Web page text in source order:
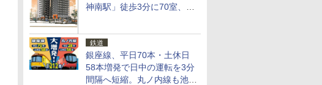
神南駅」徒歩3分に70室、エ
鉄道
銀座線、平日70本・土休日
58本増発で日中の運転を3分
間隔へ短縮。丸ノ内線も池袋